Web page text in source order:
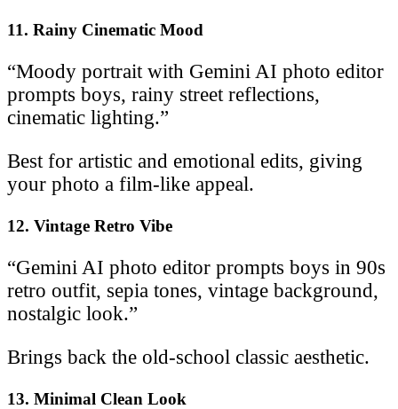
11. Rainy Cinematic Mood
“Moody portrait with Gemini AI photo editor
prompts boys, rainy street reflections,
cinematic lighting.”
Best for artistic and emotional edits, giving
your photo a film-like appeal.
12. Vintage Retro Vibe
“Gemini AI photo editor prompts boys in 90s
retro outfit, sepia tones, vintage background,
nostalgic look.”
Brings back the old-school classic aesthetic.
13. Minimal Clean Look